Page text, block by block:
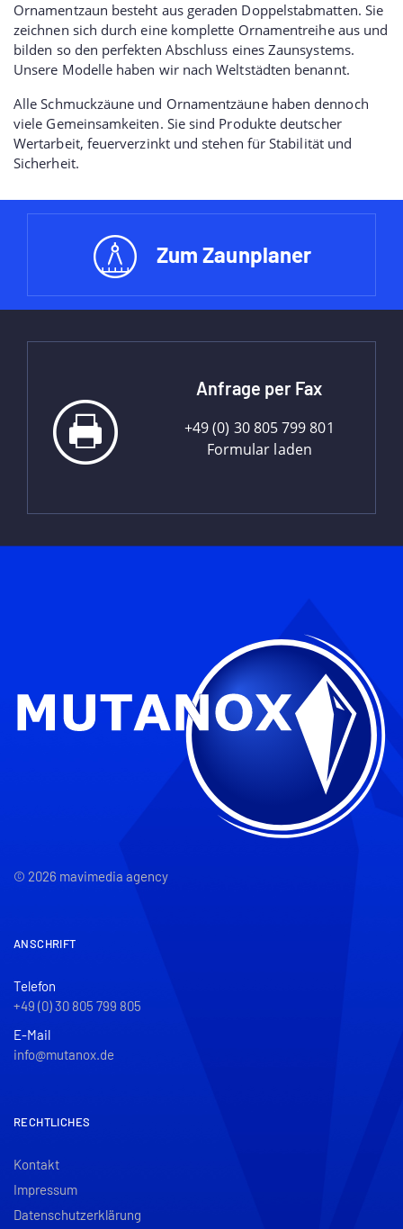
Ornamentzaun besteht aus geraden Doppelstabmatten. Sie
zeichnen sich durch eine komplette Ornamentreihe aus und
bilden so den perfekten Abschluss eines Zaunsystems.
Unsere Modelle haben wir nach Weltstädten benannt.
Alle Schmuckzäune und Ornamentzäune haben dennoch
viele Gemeinsamkeiten. Sie sind Produkte deutscher
Wertarbeit, feuerverzinkt und stehen für Stabilität und
Sicherheit.
Zum Zaunplaner
Anfrage per Fax
+49 (0) 30 805 799 801
Formular laden
© 2026 mavimedia agency
ANSCHRIFT
Telefon
+49 (0) 30 805 799 805
E-Mail
info@mutanox.de
RECHTLICHES
Kontakt
Impressum
Datenschutzerklärung